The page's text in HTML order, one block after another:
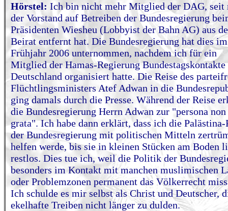
Hörstel: Ich bin nicht mehr Mitglied der DAG, seit
der Vorstand auf Betreiben der Bundesregierung
Präsidenten Wiesheu (Lobbyist der Bahn AG) aus
Beirat entfernt hat. Die Bundesregierung hat dies im
Frühjahr 2006 unternommen, nachdem ich für ein
Mitglied der Hamas-Regierung
Deutschland organisiert hatte. Die Reise des
Flüchtlingsministers Atef Adwan in die
ging damals durch die Presse. Während der Reise
die Bundesregierung Herrn Adwan zur "persona non
grata". Ich habe dann erklärt, dass ich die
der Bundesregierung mit politischen Mitteln
helfen werde, bis sie in kleinen Stücken am Boden
restlos. Dies tue ich, weil die Politik der
besonders im Kontakt mit manchen muslimischen
oder Problemzonen permanent das Völkerrecht
Ich schulde es mir selbst als Christ und Deutscher,
ekelhafte Treiben nicht länger zu dulden.